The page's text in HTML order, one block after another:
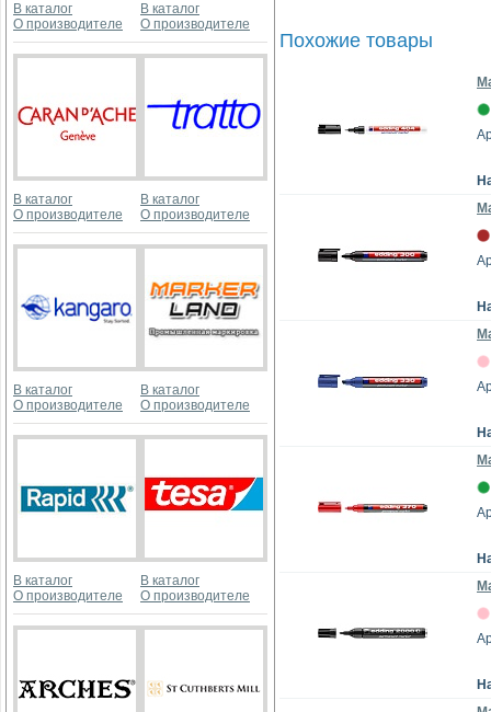
В каталог
О производителе
В каталог
О производителе
В каталог
О производителе
В каталог
О производителе
В каталог
О производителе
В каталог
О производителе
В каталог
О производителе
В каталог
О производителе
Похожие товары